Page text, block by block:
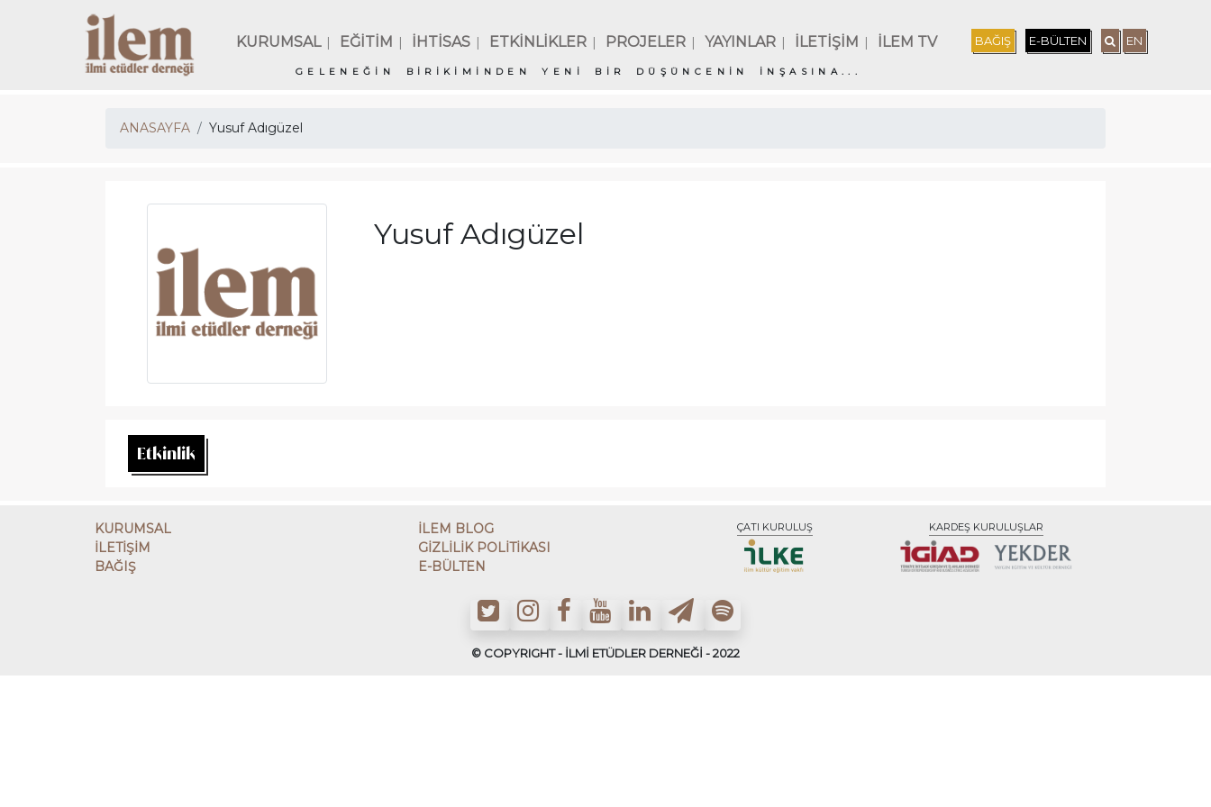
KURUMSAL | EĞİTİM | İHTİSAS | ETKİNLİKLER | PROJELER | YAYINLAR | İLETİŞİM | İLEM TV
GELENEĞİN BİRİKİMİNDEN YENİ BİR DÜŞÜNCENİN İNŞASINA...
BAĞIŞ E-BÜLTEN EN
ANASAYFA Yusuf Adıgüzel
Yusuf Adıgüzel
Etkinlik
KURUMSAL
İLETİŞİM
BAĞIŞ
İLEM BLOG
GİZLİLİK POLİTİKASI
E-BÜLTEN
ÇATI KURULUŞ KARDEŞ KURULUŞLAR
© COPYRIGHT - İLMİ ETÜDLER DERNEĞİ - 2022